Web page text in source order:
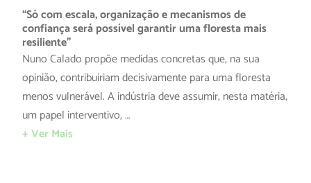
“Só com escala, organização e mecanismos de
confiança será possível garantir uma floresta mais
resiliente”
Nuno Calado propõe medidas concretas que, na sua
opinião, contribuiriam decisivamente para uma floresta
menos vulnerável. A indústria deve assumir, nesta matéria,
um papel interventivo, …
+ Ver Mais